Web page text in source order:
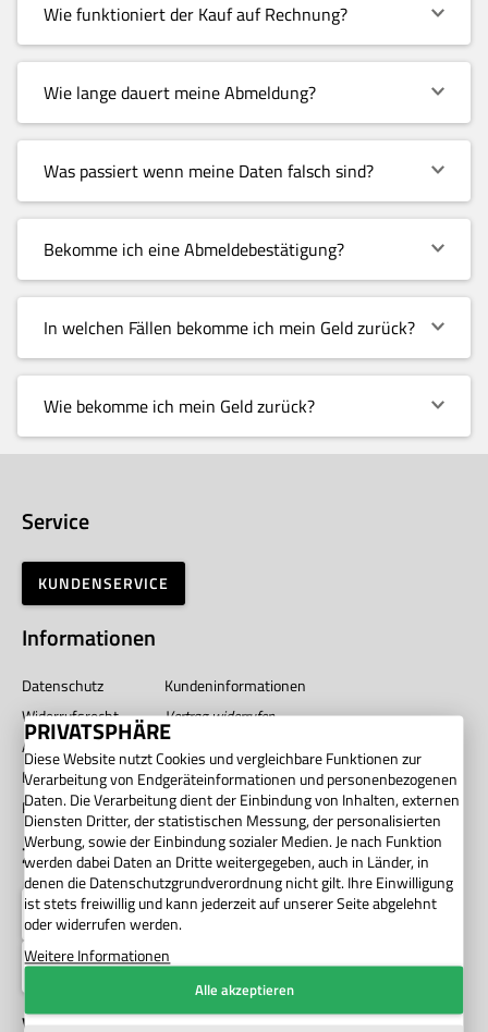
Wie funktioniert der Kauf auf Rechnung?
Wie lange dauert meine Abmeldung?
Was passiert wenn meine Daten falsch sind?
Bekomme ich eine Abmeldebestätigung?
In welchen Fällen bekomme ich mein Geld zurück?
Wie bekomme ich mein Geld zurück?
Service
KUNDENSERVICE
Informationen
Datenschutz
Kundeninformationen
Widerrufsrecht
Vertrag widerrufen
AGB
Impressum
Barrierefreiheit
Unternehmen
Privatsphäre
Zahlung
Versand
PRIVATSPHÄRE
Diese Website nutzt Cookies und vergleichbare Funktionen zur
Verarbeitung von Endgeräteinformationen und personenbezogenen
Daten. Die Verarbeitung dient der Einbindung von Inhalten, externen
Diensten Dritter, der statistischen Messung, der personalisierten
Werbung, sowie der Einbindung sozialer Medien. Je nach Funktion
werden dabei Daten an Dritte weitergegeben, auch in Länder, in
denen die Datenschutzgrundverordnung nicht gilt. Ihre Einwilligung
ist stets freiwillig und kann jederzeit auf unserer Seite abgelehnt
oder widerrufen werden.
Weitere Informationen
Alle akzeptieren